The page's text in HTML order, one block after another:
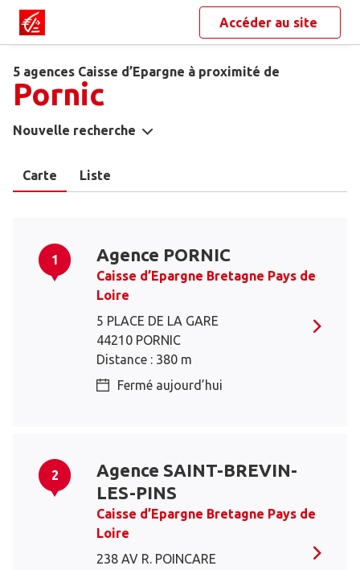
Accéder au site
5 agences Caisse d’Epargne à proximité de
Pornic
Nouvelle recherche
Carte Liste
1 Agence PORNIC
Caisse d’Epargne Bretagne Pays de
Loire
5 PLACE DE LA GARE
44210 PORNIC
Distance : 380 m
Fermé aujourd’hui
2
Agence SAINT-BREVIN-
LES-PINS
Caisse d’Epargne Bretagne Pays de
Loire
238 AV R. POINCARE